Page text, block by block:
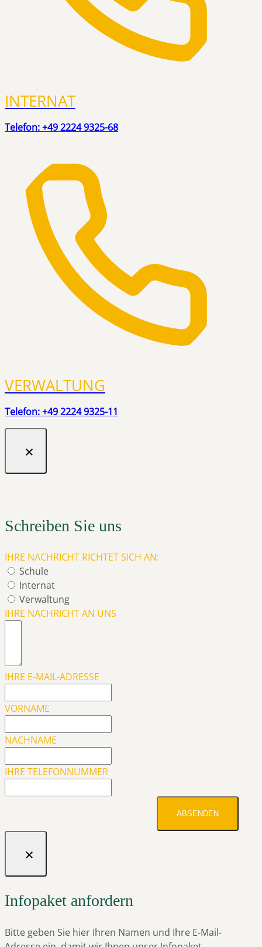
INTERNAT
Telefon: +49 2224 9325-68
VERWALTUNG
Telefon: +49 2224 9325-11
Schreiben Sie uns
IHRE NACHRICHT RICHTET SICH AN:
Schule
Internat
Verwaltung
IHRE NACHRICHT AN UNS
IHRE E-MAIL-ADRESSE
VORNAME
NACHNAME
IHRE TELEFONNUMMER
ABSENDEN
Infopaket anfordern
Bitte geben Sie hier Ihren Namen und Ihre E-Mail-